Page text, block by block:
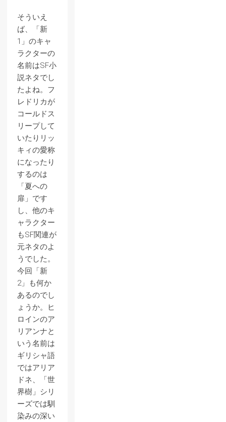
そういえ
ば、「新
1」のキャ
ラクターの
名前はSF小
説ネタでし
たよね。フ
レドリカが
コールドス
リープして
いたりリッ
キィの愛称
になったり
するのは
「夏への
扉」です
し、他のキ
ャラクター
もSF関連が
元ネタのよ
うでした。
今回「新
2」も何か
あるのでし
ょうか。ヒ
ロインのア
リアンナと
いう名前は
ギリシャ語
ではアリア
ドネ、「世
界樹」シリ
ーズでは馴
染みの深い